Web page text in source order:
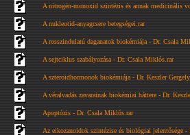
A nitrogén-monoxid szintézis és annak medicinális
A nukleotid-anyagcsere betegségei.rar
A rosszindulatú daganatok biokémiája - Dr. Csala
A sejtciklus szabályozása - Dr. Csala Miklós.rar
A szteroidhormonok biokémiája - Dr. Keszler
A véralvadás zavarainak biokémiai háttere - Dr.
Apoptózis - Dr. Csala Miklós.rar
Az eikozanoidok szintézise és biológiai jelentősége -